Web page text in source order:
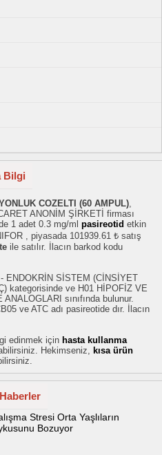
Bilgi
COZELTI (60 AMPUL),
ANONİM ŞİRKETİ firması
1 adet 0.3 mg/ml pasireotid etkin
, piyasada 101939.61 ₺ satış
ile satılır. İlacın barkod kodu
- ENDOKRİN SİSTEM (CİNSİYET
kategorisinde ve H01 HİPOFİZ VE
sınıfında bulunur.
ve ATC adı pasireotide dır. İlacın
edinmek için hasta kullanma
Hekimseniz, kısa ürün
Stresi Orta Yaşlıların
Bozuyor